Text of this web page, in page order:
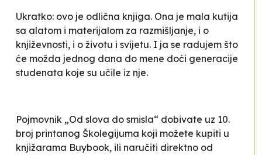
Ukratko: ovo je odlična knjiga. Ona je mala kutija
sa alatom i materijalom za razmišljanje, i o
književnosti, i o životu i svijetu. I ja se radujem što
će možda jednog dana do mene doći generacije
studenata koje su učile iz nje.
Pojmovnik „Od slova do smisla“ dobivate uz 10.
broj printanog Školegijuma koji možete kupiti u
knjižarama Buybook, ili naručiti direktno od